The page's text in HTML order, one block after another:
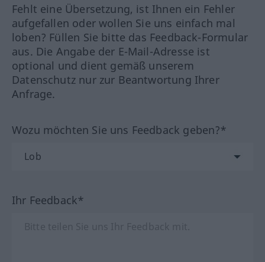
Fehlt eine Übersetzung, ist Ihnen ein Fehler
aufgefallen oder wollen Sie uns einfach mal
loben? Füllen Sie bitte das Feedback-Formular
aus. Die Angabe der E-Mail-Adresse ist
optional und dient gemäß unserem
Datenschutz nur zur Beantwortung Ihrer
Anfrage.
Wozu möchten Sie uns Feedback geben?*
Ihr Feedback*